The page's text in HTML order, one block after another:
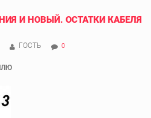
И НОВЫЙ. ОСТАТКИ КАБЕЛЯ
ГОСТЬ 0